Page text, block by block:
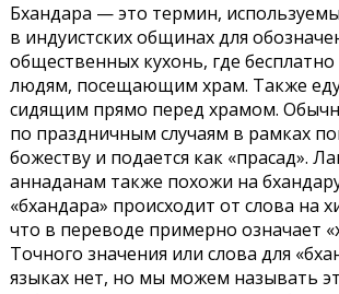
Бхандара — это термин,
в индуистских общинах для
общественных кухонь, где
людям, посещающим храм. Также
сидящим прямо перед храмом.
по праздничным случаям в рамках
божеству и подается как «прасад».
аннаданам также похожи на
«бхандара» происходит от слова на
что в переводе примерно означает
Точного значения или слова для
языках нет, но мы можем называть